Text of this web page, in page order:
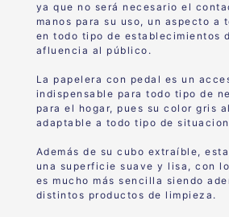
ya que no será necesario el
manos para su uso, un aspecto a
en todo tipo de establecimientos
afluencia al público.
La papelera con pedal es un
indispensable para todo tipo de
para el hogar, pues su color gris
adaptable a todo tipo de
Además de su cubo extraíble,
una superficie suave y lisa, con
es mucho más sencilla siendo
distintos productos de limpieza.